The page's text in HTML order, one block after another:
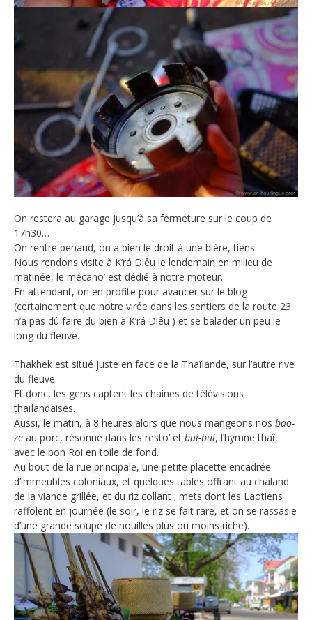
On restera au garage jusqu’à sa fermeture sur le coup de
17h30…
On rentre penaud, on a bien le droit à une bière, tiens.
Nous rendons visite à K’rá Diêu le lendemain en milieu de
matinée, le mécano’ est dédié à notre moteur.
En attendant, on en profite pour avancer sur le blog
(certainement que notre virée dans les sentiers de la route 23
n’a pas dû faire du bien à K’rá Diêu ) et se balader un peu le
long du fleuve.
Thakhek est situé juste en face de la Thaïlande, sur l’autre rive
du fleuve.
Et donc, les gens captent les chaines de télévisions
thaïlandaises.
Aussi, le matin, à 8 heures alors que nous mangeons nos bao-
ze au porc, résonne dans les resto’ et bui-bui, l’hymne thaï,
avec le bon Roi en toile de fond.
Au bout de la rue principale, une petite placette encadrée
d’immeubles coloniaux, et quelques tables offrant au chaland
de la viande grillée, et du riz collant ; mets dont les Laotiens
raffolent en journée (le soir, le riz se fait rare, et on se rassasie
d’une grande soupe de nouilles plus ou moins riche).